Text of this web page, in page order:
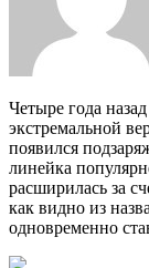
Четыре года
экстремальной
появился
линейка
расширилась за
как видно из
одновременно